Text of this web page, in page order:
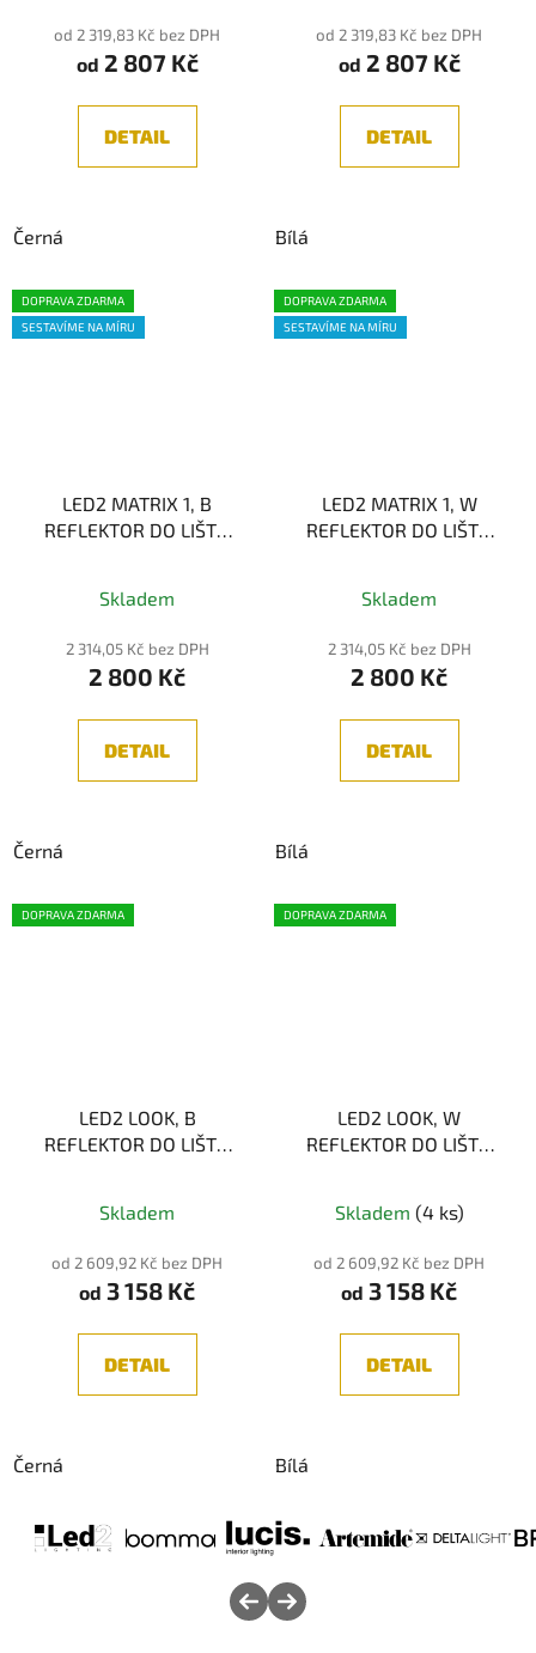
od 2 319,83 Kč bez DPH
od 2 807 Kč
DETAIL
Černá
od 2 319,83 Kč bez DPH
od 2 807 Kč
DETAIL
Bílá
DOPRAVA ZDARMA
SESTAVÍME NA MÍRU
LED2 MATRIX 1, B
REFLEKTOR DO LIŠTY,
Skladem
2 314,05 Kč bez DPH
2 800 Kč
DETAIL
Černá
DOPRAVA ZDARMA
SESTAVÍME NA MÍRU
LED2 MATRIX 1, W
REFLEKTOR DO LIŠTY,
Skladem
2 314,05 Kč bez DPH
2 800 Kč
DETAIL
Bílá
DOPRAVA ZDARMA
LED2 LOOK, B
REFLEKTOR DO LIŠTY,
hodnocení
produktu
je
Skladem
od 2 609,92 Kč bez DPH
od 3 158 Kč
DETAIL
Černá
DOPRAVA ZDARMA
LED2 LOOK, W
REFLEKTOR DO LIŠTY,
hodnocení
produktu
je
Skladem (4 ks)
od 2 609,92 Kč bez DPH
od 3 158 Kč
DETAIL
Bílá